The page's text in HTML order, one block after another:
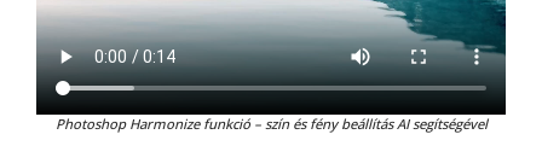
Photoshop Harmonize funkció – szín és fény beállítás AI segítségével